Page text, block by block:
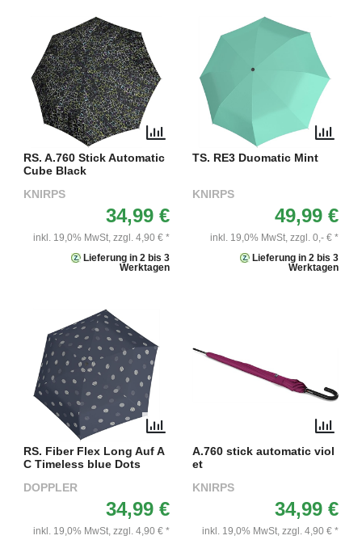
RS. A.760 Stick Automatic
Cube Black
KNIRPS
34,99 €
inkl. 19,0% MwSt, zzgl. 4,90 € *
Lieferung in 2 bis 3
Werktagen
TS. RE3 Duomatic Mint
KNIRPS
49,99 €
inkl. 19,0% MwSt, zzgl. 0,- € *
Lieferung in 2 bis 3
Werktagen
RS. Fiber Flex Long Auf A
C Timeless blue Dots
DOPPLER
34,99 €
inkl. 19,0% MwSt, zzgl. 4,90 € *
A.760 stick automatic viol
et
KNIRPS
34,99 €
inkl. 19,0% MwSt, zzgl. 4,90 € *